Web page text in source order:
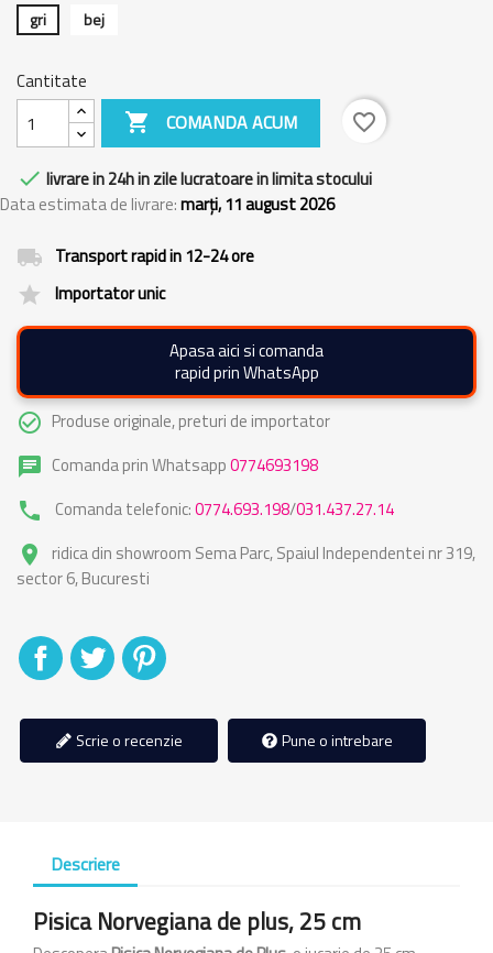
gri bej
Cantitate
 COMANDA ACUM favorite_border
 livrare in 24h in zile lucratoare in limita stocului
Data estimata de livrare:marți, 11 august 2026
local_shipping Transport rapid in 12-24 ore
grade Importator unic
Apasa aici si comanda
rapid prin WhatsApp
check_circle_outline Produse originale, preturi de importator
chat Comanda prin Whatsapp0774693198
phone Comanda telefonic:0774.693.198/031.437.27.14
place
ridica din showroom Sema Parc, Spaiul Independentei nr 319,
sector 6, Bucuresti
DistribuitiTweet
Scrie o recenzie Pune o intrebare
Descriere
Pisica Norvegiana de plus, 25 cm